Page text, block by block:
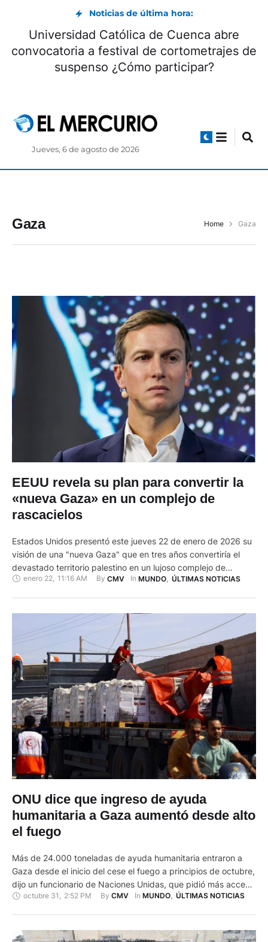
Noticias de última hora:
Universidad Católica de Cuenca abre
convocatoria a festival de cortometrajes de
suspenso ¿Cómo participar?
Jueves, 6 de agosto de 2026
Gaza Home Gaza
EEUU revela su plan para convertir la
«nueva Gaza» en un complejo de
rascacielos
Estados Unidos presentó este jueves 22 de enero de 2026 su
visión de una "nueva Gaza" que en tres años convertiría el
devastado territorio palestino en un lujoso complejo de
rascacielos junto al mar. "Vamos a tener mucho éxito en Gaza.
enero 22, 11:16 AM By CMV In MUNDO, ÚLTIMAS NOTICIAS
ONU dice que ingreso de ayuda
humanitaria a Gaza aumentó desde alto
el fuego
Más de 24.000 toneladas de ayuda humanitaria entraron a
Gaza desde el inicio del cese el fuego a principios de octubre,
dijo un funcionario de Naciones Unidas, que pidió más acceso
a las oenegés para su distribución. Aunque la cantidad de
octubre 31 2:52 PM By CMV In MUNDO, ÚLTIMAS NOTICIAS